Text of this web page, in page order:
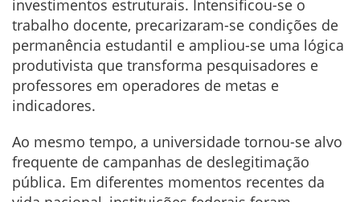
investimentos estruturais. Intensificou-se o
trabalho docente, precarizaram-se condições de
permanência estudantil e ampliou-se uma lógica
produtivista que transforma pesquisadores e
professores em operadores de metas e
indicadores.
Ao mesmo tempo, a universidade tornou-se alvo
frequente de campanhas de deslegitimação
pública. Em diferentes momentos recentes da